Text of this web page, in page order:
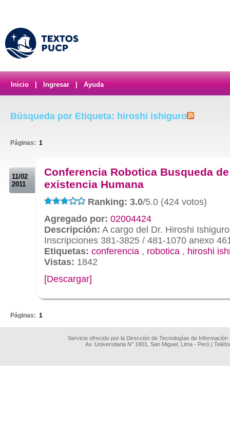
Inicio Ingresar Ayuda
Búsqueda por Etiqueta: hiroshi ishiguro
Páginas: 1
11/02
2011
Conferencia Robotica Busqueda
existencia Humana
Ranking: 3.0/5.0 (424 votos)
Agregado por: 02004424
Descripción: A cargo del Dr. Hiroshi
Inscripciones 381-3825 / 481-1070 anexo
Etiquetas: conferencia , robotica , hiroshi
Vistas: 1842
[Descargar]
Páginas: 1
Servicio ofrecido por la Dirección de Tecnologías de
Av. Universitaria N° 1801, San Miguel, Lima - Perú |